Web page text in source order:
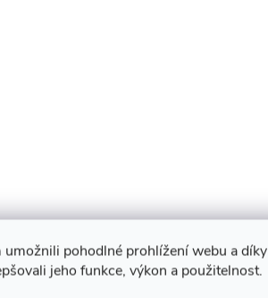
umožnili pohodlné prohlížení webu a díky
jeho funkce, výkon a použitelnost.